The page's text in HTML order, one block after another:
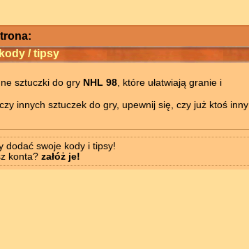
/ tipsy
sztuczki do gry NHL 98 , które ułatwiają granie i
innych sztuczek do gry, upewnij się, czy już ktoś inny
dodać swoje kody i tipsy!
konta? załóż je!